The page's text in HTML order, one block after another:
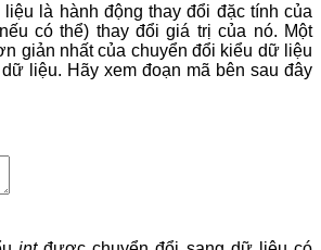
là hành động thay đổi đặc tính của
có thể) thay đổi giá trị của nó. Một
giản nhất của chuyển đổi kiểu dữ liệu
liệu. Hãy xem đoạn mã bên sau đây